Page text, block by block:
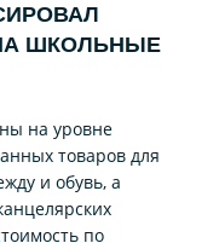
ШКОЛЬНЫЕ
на уровне
товаров для
и обувь, а
по